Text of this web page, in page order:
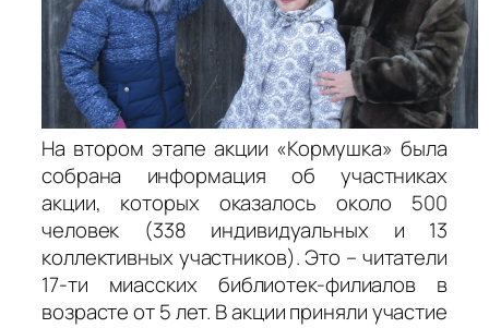
На втором этапе акции «Кормушка» была
собрана информация об участниках
акции, которых оказалось около 500
человек (338 индивидуальных и 13
коллективных участников). Это – читатели
17-ти миасских библиотек-филиалов в
возрасте от 5 лет. В акции приняли участие